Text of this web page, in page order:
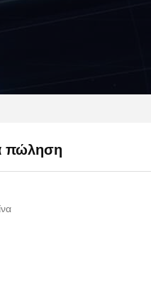
πώληση